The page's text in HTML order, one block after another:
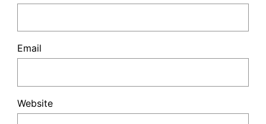
Email
Website